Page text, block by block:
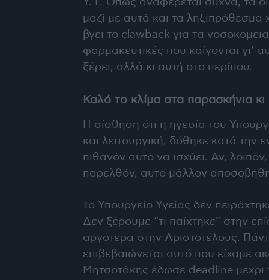
Υ. Γ. Όπως αναφέρεται συχνά, τα
μαζί με αυτά και τα
βγει το clawback για τα
φαρμακευτικές που καίγονται
ξέρει, αλλά κι αυτή στο περίπου.
Καλό το κλίμα στα παρασκήνια
Η αίσθηση ότι η ηγεσία του
και λειτουργική, δόθηκε κατά την
πιθανόν αυτό να ισχύει. Αν,
παρελθόν, αυτό μάλλον
Το Υπουργείο Υγείας δεν
Δεν ξέρουμε “τι παίχτηκε” στην
αργότερα στην Αριστοτέλους.
επιβεβαιώνεται αυτό που είχαμε
Μητσοτάκης έδωσε deadline μέχρι